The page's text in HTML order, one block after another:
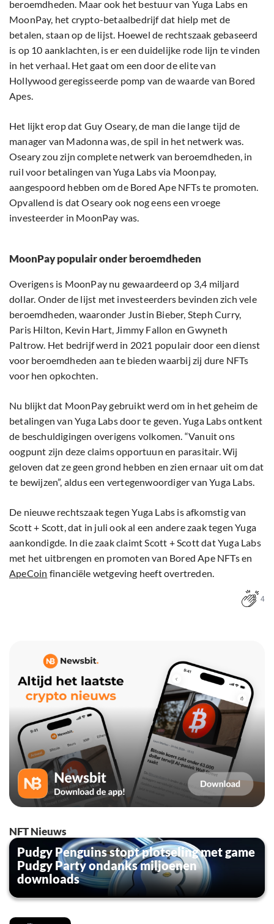
beroemdheden. Maar ook het bestuur van Yuga Labs en
MoonPay, het crypto-betaalbedrijf dat hielp met de
betalen, staan op de lijst. Hoewel de rechtszaak gebaseerd
is op 10 aanklachten, is er een duidelijke rode lijn te vinden
in het verhaal. Het gaat om een door de elite van
Hollywood geregisseerde pomp van de waarde van Bored
Apes.
Het lijkt erop dat Guy Oseary, de man die lange tijd de
manager van Madonna was, de spil in het netwerk was.
Oseary zou zijn complete netwerk van beroemdheden, in
ruil voor betalingen van Yuga Labs via Moonpay,
aangespoord hebben om de Bored Ape NFTs te promoten.
Opvallend is dat Oseary ook nog eens een vroege
investeerder in MoonPay was.
MoonPay populair onder beroemdheden
Overigens is MoonPay nu gewaardeerd op 3,4 miljard
dollar. Onder de lijst met investeerders bevinden zich vele
beroemdheden, waaronder Justin Bieber, Steph Curry,
Paris Hilton, Kevin Hart, Jimmy Fallon en Gwyneth
Paltrow. Het bedrijf werd in 2021 populair door een dienst
voor beroemdheden aan te bieden waarbij zij dure NFTs
voor hen opkochten.
Nu blijkt dat MoonPay gebruikt werd om in het geheim de
betalingen van Yuga Labs door te geven. Yuga Labs ontkent
de beschuldigingen overigens volkomen. “Vanuit ons
oogpunt zijn deze claims opportuun en parasitair. Wij
geloven dat ze geen grond hebben en zien ernaar uit om dat
te bewijzen”, aldus een vertegenwoordiger van Yuga Labs.
De nieuwe rechtszaak tegen Yuga Labs is afkomstig van
Scott + Scott, dat in juli ook al een andere zaak tegen Yuga
aankondigde. In die zaak claimt Scott + Scott dat Yuga Labs
met het uitbrengen en promoten van Bored Ape NFTs en
ApeCoin financiële wetgeving heeft overtreden.
4
NFT Nieuws
Pudgy Penguins stopt plotseling met game
Pudgy Party ondanks miljoenen
downloads